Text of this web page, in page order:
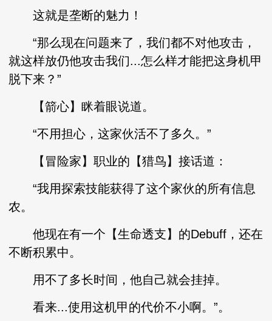
这就是垄断的魅力！
“那么现在问题来了，我们都不对他攻击，
就这样放仍他攻击我们...怎么样才能把这身机甲
脱下来？”
【箭心】眯着眼说道。
“不用担心，这家伙活不了多久。”
【冒险家】职业的【猎鸟】接话道：
“我用探索技能获得了这个家伙的所有信息
农。
他现在有一个【生命透支】的Debuff，还在
不断积累中。
用不了多长时间，他自己就会挂掉。
看来...使用这机甲的代价不小啊。”。